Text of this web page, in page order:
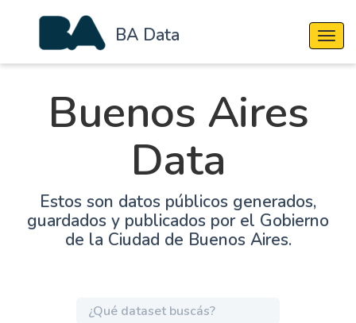
BA Data
Buenos Aires
Data
Estos son datos públicos generados,
guardados y publicados por el Gobierno
de la Ciudad de Buenos Aires.